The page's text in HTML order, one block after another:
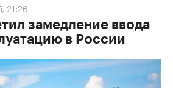
21:26
замедление ввода
в России